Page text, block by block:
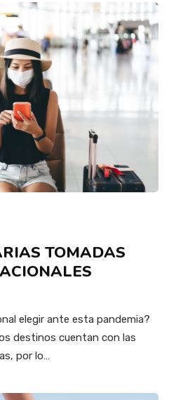
TOMADAS
elegir ante esta pandemia?
destinos cuentan con las
por lo…